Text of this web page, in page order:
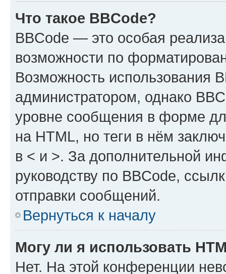
Что такое BBCode?
BBCode — это особая
возможности по
Возможность использования
администратором, однако
уровне сообщения в форме
на HTML, но теги в нём
в < и >. За дополнительной
руководству по BBCode,
отправки сообщений.
Вернуться к началу
Могу ли я использовать
Нет. На этой конференции